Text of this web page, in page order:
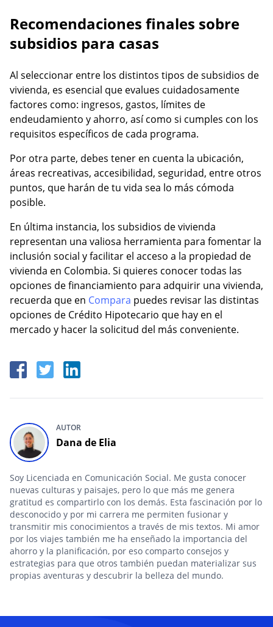
Recomendaciones finales sobre
subsidios para casas
Al seleccionar entre los distintos tipos de subsidios de
vivienda, es esencial que evalues cuidadosamente
factores como: ingresos, gastos, límites de
endeudamiento y ahorro, así como si cumples con los
requisitos específicos de cada programa.
Por otra parte, debes tener en cuenta la ubicación,
áreas recreativas, accesibilidad, seguridad, entre otros
puntos, que harán de tu vida sea lo más cómoda
posible.
En última instancia, los subsidios de vivienda
representan una valiosa herramienta para fomentar la
inclusión social y facilitar el acceso a la propiedad de
vivienda en Colombia. Si quieres conocer todas las
opciones de financiamiento para adquirir una vivienda,
recuerda que en Compara puedes revisar las distintas
opciones de Crédito Hipotecario que hay en el
mercado y hacer la solicitud del más conveniente.
AUTOR
Dana de Elia
Soy Licenciada en Comunicación Social. Me gusta conocer
nuevas culturas y paisajes, pero lo que más me genera
gratitud es compartirlo con los demás. Esta fascinación por lo
desconocido y por mi carrera me permiten fusionar y
transmitir mis conocimientos a través de mis textos. Mi amor
por los viajes también me ha enseñado la importancia del
ahorro y la planificación, por eso comparto consejos y
estrategias para que otros también puedan materializar sus
propias aventuras y descubrir la belleza del mundo.